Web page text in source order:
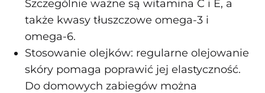
Szczególnie ważne są witamina C i E, a
także kwasy tłuszczowe omega-3 i
omega-6.
Stosowanie olejków: regularne olejowanie
skóry pomaga poprawić jej elastyczność.
Do domowych zabiegów można